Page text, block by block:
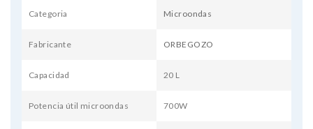
Categoria Microondas
Fabricante ORBEGOZO
Capacidad 20 L
Potencia útil microondas 700W